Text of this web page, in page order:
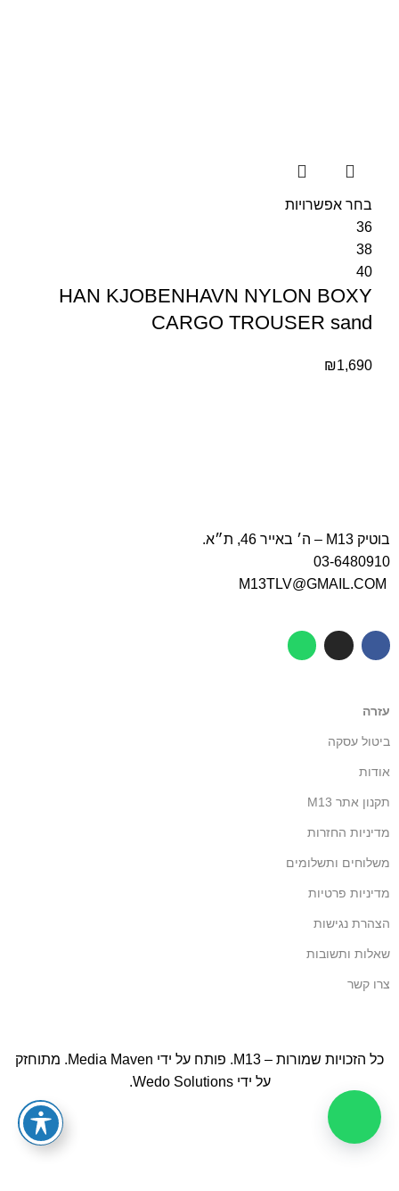
בחר אפשרויות
36
38
40
HAN KJOBENHAVN NYLON BOXY
CARGO TROUSER sand
₪1,690
בוטיק M13 – ה׳ באייר 46, ת״א.
03-6480910
עזרה
ביטול עסקה
אודות
תקנון אתר M13
מדיניות החזרות
משלוחים ותשלומים
מדיניות פרטיות
הצהרת נגישות
שאלות ותשובות
צרו קשר
כל הזכויות שמורות – M13. פותח על ידי Media Maven. מתוחזק
על ידיWedo Solutions
.